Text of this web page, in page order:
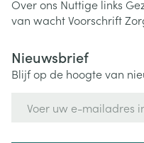
Over ons Nuttige links
van wachtVoorschrift
Nieuwsbrief
Blijf op de hoogte van